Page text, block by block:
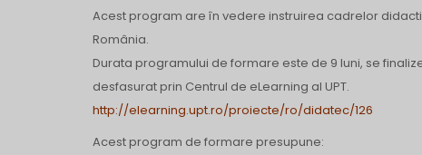
Acest program are în vedere instruirea cadrelor
România.
Durata programului de formare este de 9 luni, se
desfasurat prin Centrul de eLearning al UPT.
http://elearning.upt.ro/proiecte/ro/didatec/126
Acest program de formare presupune: